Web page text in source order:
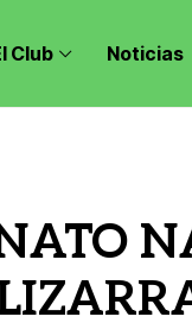
Club Noticias